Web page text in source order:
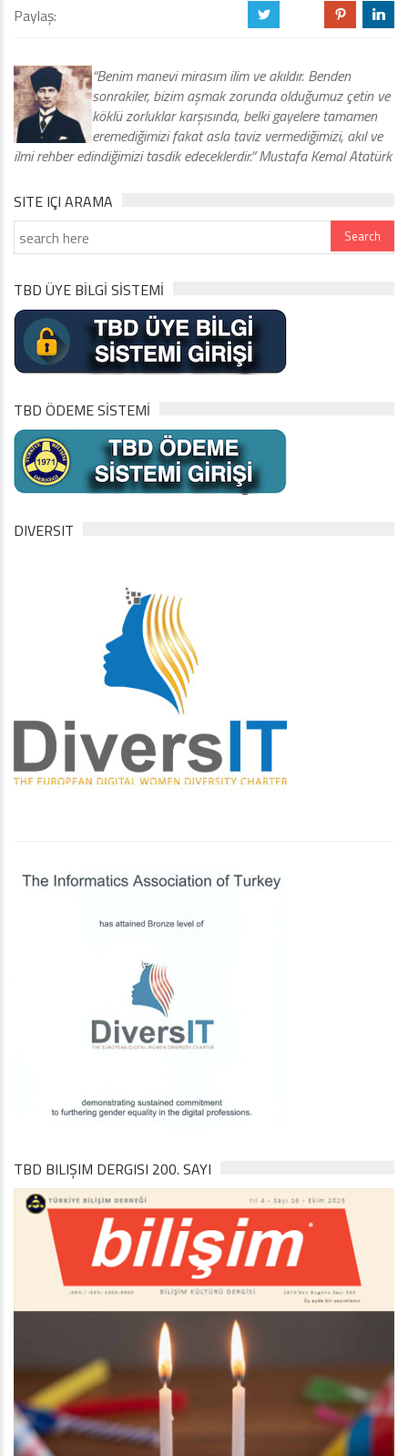
Paylaş: a d j
“Benim manevi mirasım ilim ve akıldır. Benden
sonrakiler, bizim aşmak zorunda olduğumuz çetin ve
köklü zorluklar karşısında, belki gayelere tamamen
eremediğimizi fakat asla taviz vermediğimizi, akıl ve
ilmi rehber edindiğimizi tasdik edeceklerdir.” Mustafa Kemal Atatürk
SITE IÇI ARAMA
TBD ÜYE BİLGİ SİSTEMİ
TBD ÖDEME SİSTEMİ
DIVERSIT
TBD BILIŞIM DERGISI 200. SAYI